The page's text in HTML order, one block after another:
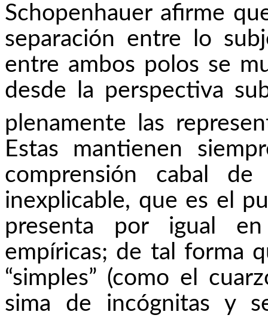
Schopenhauer afirme
separación entre lo
entre ambos polos se
desde la perspectiva
plenamente las
Estas mantienen
comprensión cabal
inexplicable, que es el
presenta por igual en
empíricas; de tal forma
“simples” (como el
sima de incógnitas y